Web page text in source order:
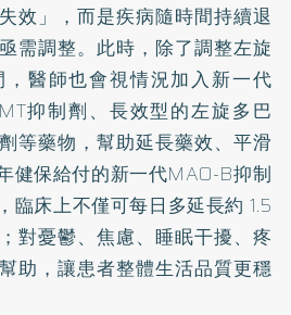
效」，而是疾病隨時間持續退
需調整。此時，除了調整左旋
醫師也會視情況加入新一代
抑制劑、長效型的左旋多巴
等藥物，幫助延長藥效、平滑
健保給付的新一代MAO-B抑制
臨床上不僅可每日多延長約 1.5
對憂鬱、焦慮、睡眠干擾、疼
助，讓患者整體生活品質更穩